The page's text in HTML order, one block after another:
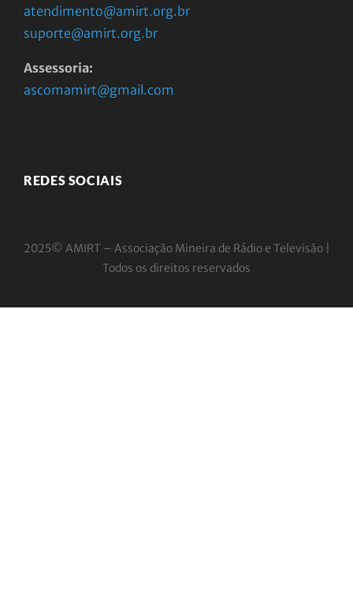
atendimento@amirt.org.br
suporte@amirt.org.br
Assessoria:
ascomamirt@gmail.com
REDES SOCIAIS
2025© AMIRT – Associação Mineira de Rádio e Televisão |
Todos os direitos reservados